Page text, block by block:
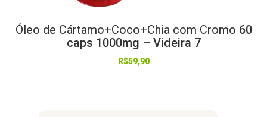
Óleo de Cártamo+Coco+Chia com Cromo 60
caps 1000mg – Videira 7
R$59,90